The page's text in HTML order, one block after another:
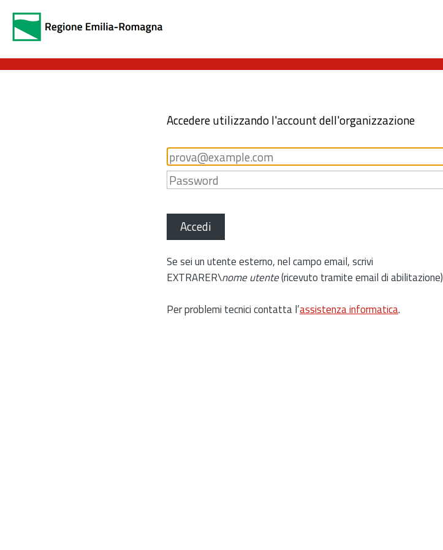
Accedere utilizzando l'account dell'organizzazione
Accedi
Se sei un utente esterno, nel campo email, scrivi
EXTRARER\nome utente(ricevuto tramite email di abilitazione)
Per problemi tecnici contatta l’assistenza informatica.